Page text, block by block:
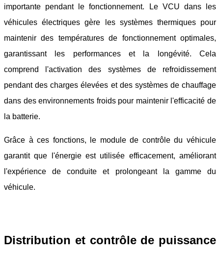
importante pendant le fonctionnement. Le VCU dans les
véhicules électriques gère les systèmes thermiques pour
maintenir des températures de fonctionnement optimales,
garantissant les performances et la longévité. Cela
comprend l'activation des systèmes de refroidissement
pendant des charges élevées et des systèmes de chauffage
dans des environnements froids pour maintenir l'efficacité de
la batterie.
Grâce à ces fonctions, le module de contrôle du véhicule
garantit que l'énergie est utilisée efficacement, améliorant
l'expérience de conduite et prolongeant la gamme du
véhicule.
Distribution et contrôle de puissance